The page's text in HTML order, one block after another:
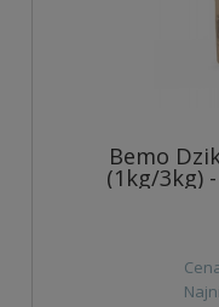
Bemo
(1kg/3kg)